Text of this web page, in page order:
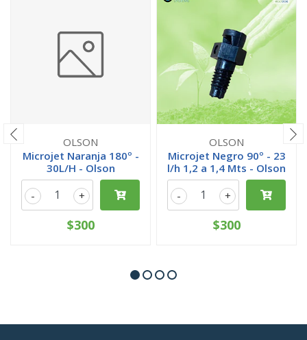
OLSON
Microjet Naranja 180º -
30L/H - Olson
+
-
$300
OLSON
Microjet Negro 90º - 23
l/h 1,2 a 1,4 Mts - Olson
+
-
$300